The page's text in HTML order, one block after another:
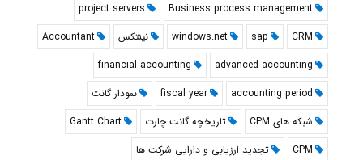
Business process management
project servers
CRM
sap
windows.net نینتکس
Accountant
advanced accounting
financial accounting
accounting period
fiscal year
نمودار گانت
شبکه های CPM
تاريخچه گانت چارت
Gantt Chart
CPM
تجدید ارزیابی و دارایی شرکت ها